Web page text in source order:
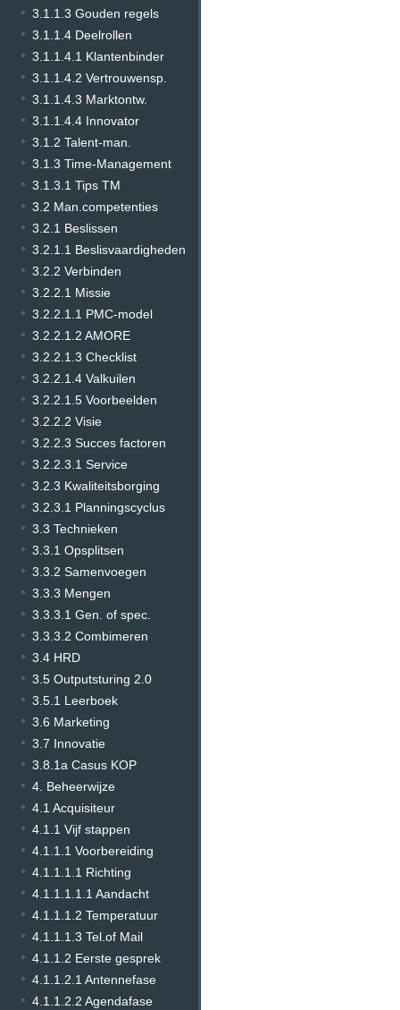
3.1.1.3 Gouden regels
3.1.1.4 Deelrollen
3.1.1.4.1 Klantenbinder
3.1.1.4.2 Vertrouwensp.
3.1.1.4.3 Marktontw.
3.1.1.4.4 Innovator
3.1.2 Talent-man.
3.1.3 Time-Management
3.1.3.1 Tips TM
3.2 Man.competenties
3.2.1 Beslissen
3.2.1.1 Beslisvaardigheden
3.2.2 Verbinden
3.2.2.1 Missie
3.2.2.1.1 PMC-model
3.2.2.1.2 AMORE
3.2.2.1.3 Checklist
3.2.2.1.4 Valkuilen
3.2.2.1.5 Voorbeelden
3.2.2.2 Visie
3.2.2.3 Succes factoren
3.2.2.3.1 Service
3.2.3 Kwaliteitsborging
3.2.3.1 Planningscyclus
3.3 Technieken
3.3.1 Opsplitsen
3.3.2 Samenvoegen
3.3.3 Mengen
3.3.3.1 Gen. of spec.
3.3.3.2 Combimeren
3.4 HRD
3.5 Outputsturing 2.0
3.5.1 Leerboek
3.6 Marketing
3.7 Innovatie
3.8.1a Casus KOP
4. Beheerwijze
4.1 Acquisiteur
4.1.1 Vijf stappen
4.1.1.1 Voorbereiding
4.1.1.1.1 Richting
4.1.1.1.1.1 Aandacht
4.1.1.1.2 Temperatuur
4.1.1.1.3 Tel.of Mail
4.1.1.2 Eerste gesprek
4.1.1.2.1 Antennefase
4.1.1.2.2 Agendafase